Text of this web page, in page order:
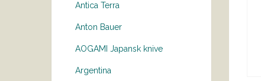
Antica Terra
Anton Bauer
AOGAMI Japansk knive
Argentina